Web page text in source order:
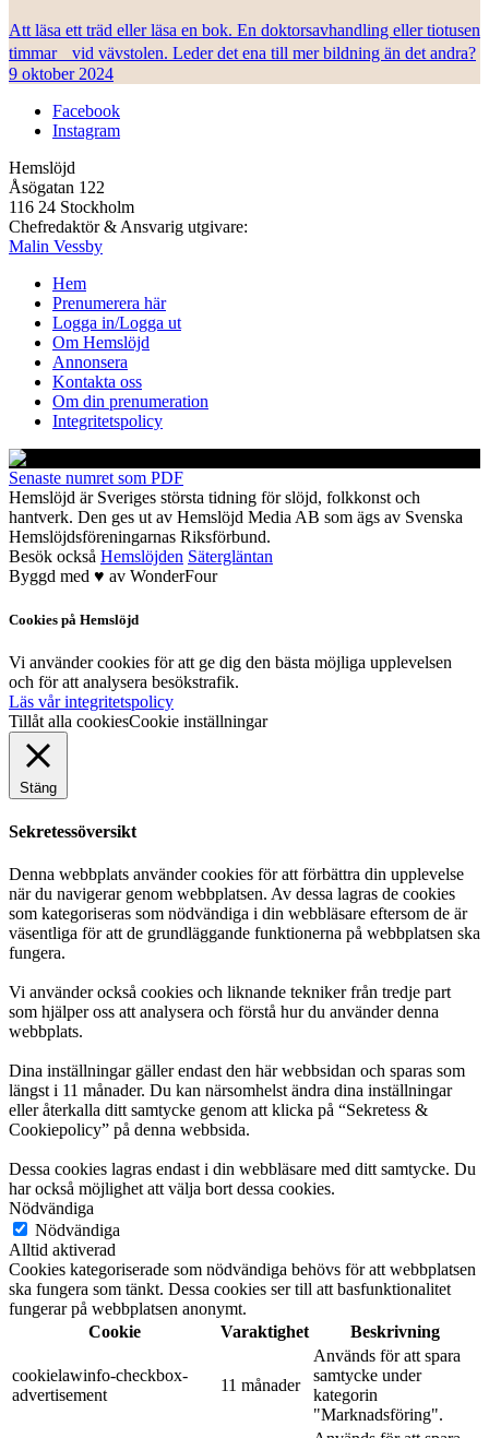
Att läsa ett träd eller läsa en bok. En doktorsavhandling eller tiotusen
timmar vid vävstolen. Leder det ena till mer bildning än det andra?
9 oktober 2024
Facebook
Instagram
Hemslöjd
Åsögatan 122
116 24 Stockholm
Chefredaktör & Ansvarig utgivare:
Malin Vessby
Hem
Prenumerera här
Logga in/Logga ut
Om Hemslöjd
Annonsera
Kontakta oss
Om din prenumeration
Integritetspolicy
Senaste numret som PDF
Hemslöjd är Sveriges största tidning för slöjd, folkkonst och
hantverk. Den ges ut av Hemslöjd Media AB som ägs av Svenska
Hemslöjdsföreningarnas Riksförbund.
Besök också Hemslöjden Sätergläntan
Byggd med ♥ av WonderFour
Cookies på Hemslöjd
Vi använder cookies för att ge dig den bästa möjliga upplevelsen
och för att analysera besökstrafik.
Läs vår integritetspolicy
Tillåt alla cookiesCookie inställningar
Stäng
Sekretessöversikt
Denna webbplats använder cookies för att förbättra din upplevelse
när du navigerar genom webbplatsen. Av dessa lagras de cookies
som kategoriseras som nödvändiga i din webbläsare eftersom de är
väsentliga för att de grundläggande funktionerna på webbplatsen ska
fungera.
Vi använder också cookies och liknande tekniker från tredje part
som hjälper oss att analysera och förstå hur du använder denna
webbplats.
Dina inställningar gäller endast den här webbsidan och sparas som
längst i 11 månader. Du kan närsomhelst ändra dina inställningar
eller återkalla ditt samtycke genom att klicka på “Sekretess &
Cookiepolicy” på denna webbsida.
Dessa cookies lagras endast i din webbläsare med ditt samtycke. Du
har också möjlighet att välja bort dessa cookies.
Nödvändiga
Nödvändiga
Alltid aktiverad
Cookies kategoriserade som nödvändiga behövs för att webbplatsen
ska fungera som tänkt. Dessa cookies ser till att basfunktionalitet
fungerar på webbplatsen anonymt.
Cookie
Varaktighet Beskrivning
cookielawinfo-checkbox-
advertisement
11 månader
Används för att spara
samtycke under
kategorin
"Marknadsföring".